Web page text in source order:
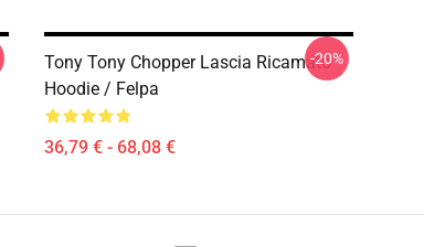
Tony Tony Chopper Lascia Ricamato
Hoodie / Felpa
36,79 € - 68,08 €
-20%